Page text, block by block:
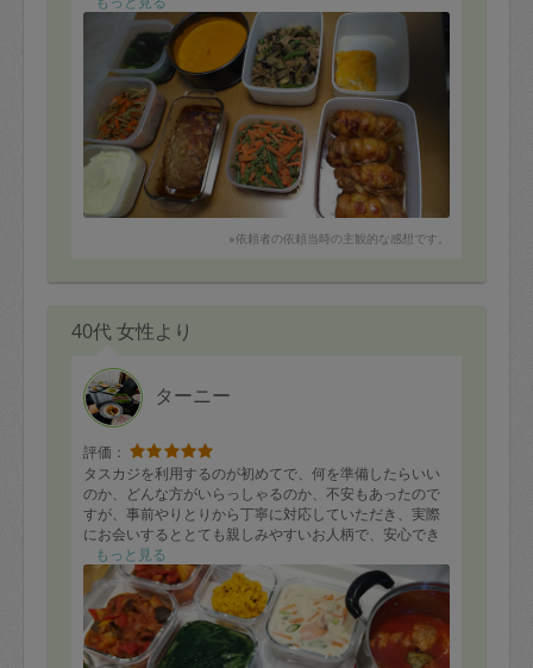
めに連絡を下さるので助かりました(^^)
作業後にも、連絡を下さり、冷凍保存可能な物などを教
えて頂け助かります(*^^*)
お料理は、カボチャのスープと鶏チャーシューが特に美
味しかったです(*´ω｀*)
作って頂いた物は
①カボチャのスープ
②ミートローフ
⑤ほうれん草のおひたし
⑦きんぴらごぼう
⑧ナスとスナップえんどうと豚肉の甘辛炒め
⑨厚焼き玉子
全てとても美味しく頂きました(^-^)
ただ、残念なのが、シンクの排水口のフタが元に戻され
ていなかったのと、シンクにゴミが付いた状態でで帰ら
れた事と、調味料などの袋が水に濡れていた事、調味料
を出しっぱなしで帰られた事が気になったのでこの評価
にさせて頂きましたm(__)m
ですが、お料理はとても美味しく、連絡もマメにして下
さりとても嬉しかったです(*´ω｀*)
また是非お願いしたいです(^-^)
※依頼者の依頼当時の主観的な感想です。
40代 女性より
ターニー
評価：
タスカジを利用するのが初めてで、何を準備したらいい
のか、どんな方がいらっしゃるのか、不安もあったので
すが、事前やりとりから丁寧に対応していただき、実際
にお会いするととても親しみやすいお人柄で、安心でき
ました。
大人2人+幼児1人の平日分の夕飯の作り置きをお願い
し、以下のメニューを作っていただきました。
できれば冷凍可で、幼児にもとりわけできるおかずで、
とリクエストしました。
もっと見る